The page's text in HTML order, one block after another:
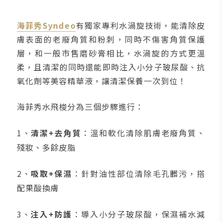
海菲秀Syndeo有獨家專利水渦旋技術，能清除皮
膚表面的老廢角質和粉刺，同時不傷害角質保護
層，和一般市售磨砂膏相比，水渦旋的方式更溫
柔，且清潔的同時還能即時注入小分子玻尿酸、抗
氧化劑等美容精華液，讓清潔保養一次到位！
海菲秀水飛梭分為三個步驟進行：
1、清潔+去角質 ：溫和軟化清除肌膚老廢角質、
殘妝、多餘皮脂
2、 吸取+保濕 ：針對油性部位清除毛孔髒污，搭
配果酸換膚
3、注入+防護 ：導入小分子玻尿酸，保濕補水減